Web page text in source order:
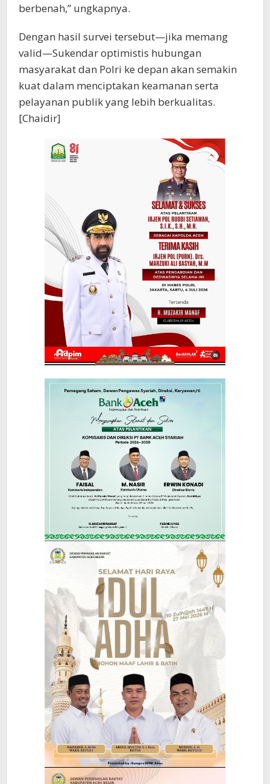
berbenah,” ungkapnya.
Dengan hasil survei tersebut—jika memang
valid—Sukendar optimistis hubungan
masyarakat dan Polri ke depan akan semakin
kuat dalam menciptakan keamanan serta
pelayanan publik yang lebih berkualitas.
[Chaidir]